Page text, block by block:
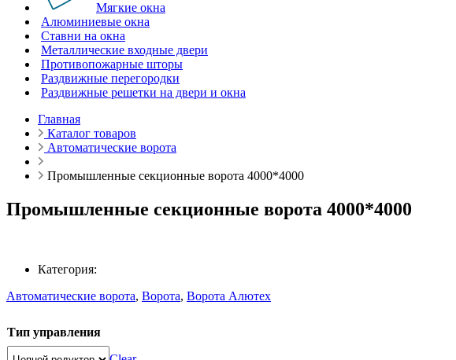
Мягкие окна
Алюминиевые окна
Ставни на окна
Металлические входные двери
Противопожарные шторы
Раздвижные перегородки
Раздвижные решетки на двери и окна
Главная
Каталог товаров
Автоматические ворота
Промышленные секционные ворота 4000*4000
Промышленные секционные ворота 4000*4000
Категория:
Автоматические ворота, Ворота, Ворота Алютех
Тип управления